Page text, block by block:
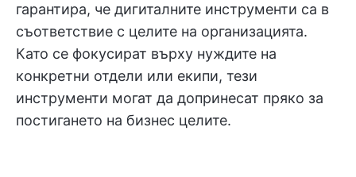
гарантира, че дигиталните инструменти са в
съответствие с целите на организацията.
Като се фокусират върху нуждите на
конкретни отдели или екипи, тези
инструменти могат да допринесат пряко за
постигането на бизнес целите.